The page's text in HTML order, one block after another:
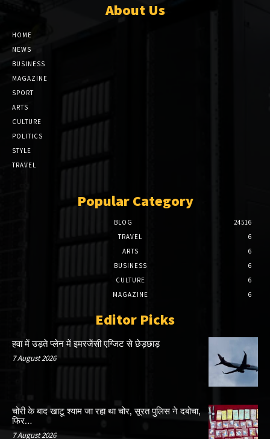
About Us
HOME
NEWS
BUSINESS
MAGAZINE
SPORT
ARTS
CULTURE
POLITICS
STYLE
TRAVEL
Popular Category
BLOG
24516
TRAVEL
6
ARTS
6
BUSINESS
6
CULTURE
6
MAGAZINE
6
Editor Picks
हवा में उड़ते प्लेन में इमरजेंसी एग्जिट से छेड़छाड़
7 August 2026
चोरी के बाद खाटू श्याम जा रहा था चोर, सूरत पुलिस ने दबोचा,
फिर…
7 August 2026